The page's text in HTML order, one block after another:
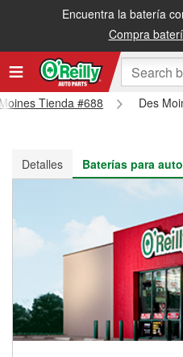
Encuentra la batería
Compra
Recibe tu orden gratis al día
Tienda #688
Des
Detalles
Baterías para